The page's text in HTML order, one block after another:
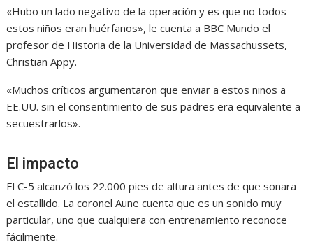
«Hubo un lado negativo de la operación y es que no todos
estos niños eran huérfanos», le cuenta a BBC Mundo el
profesor de Historia de la Universidad de Massachussets,
Christian Appy.
«Muchos críticos argumentaron que enviar a estos niños a
EE.UU. sin el consentimiento de sus padres era equivalente a
secuestrarlos».
El impacto
El C-5 alcanzó los 22.000 pies de altura antes de que sonara
el estallido. La coronel Aune cuenta que es un sonido muy
particular, uno que cualquiera con entrenamiento reconoce
fácilmente.